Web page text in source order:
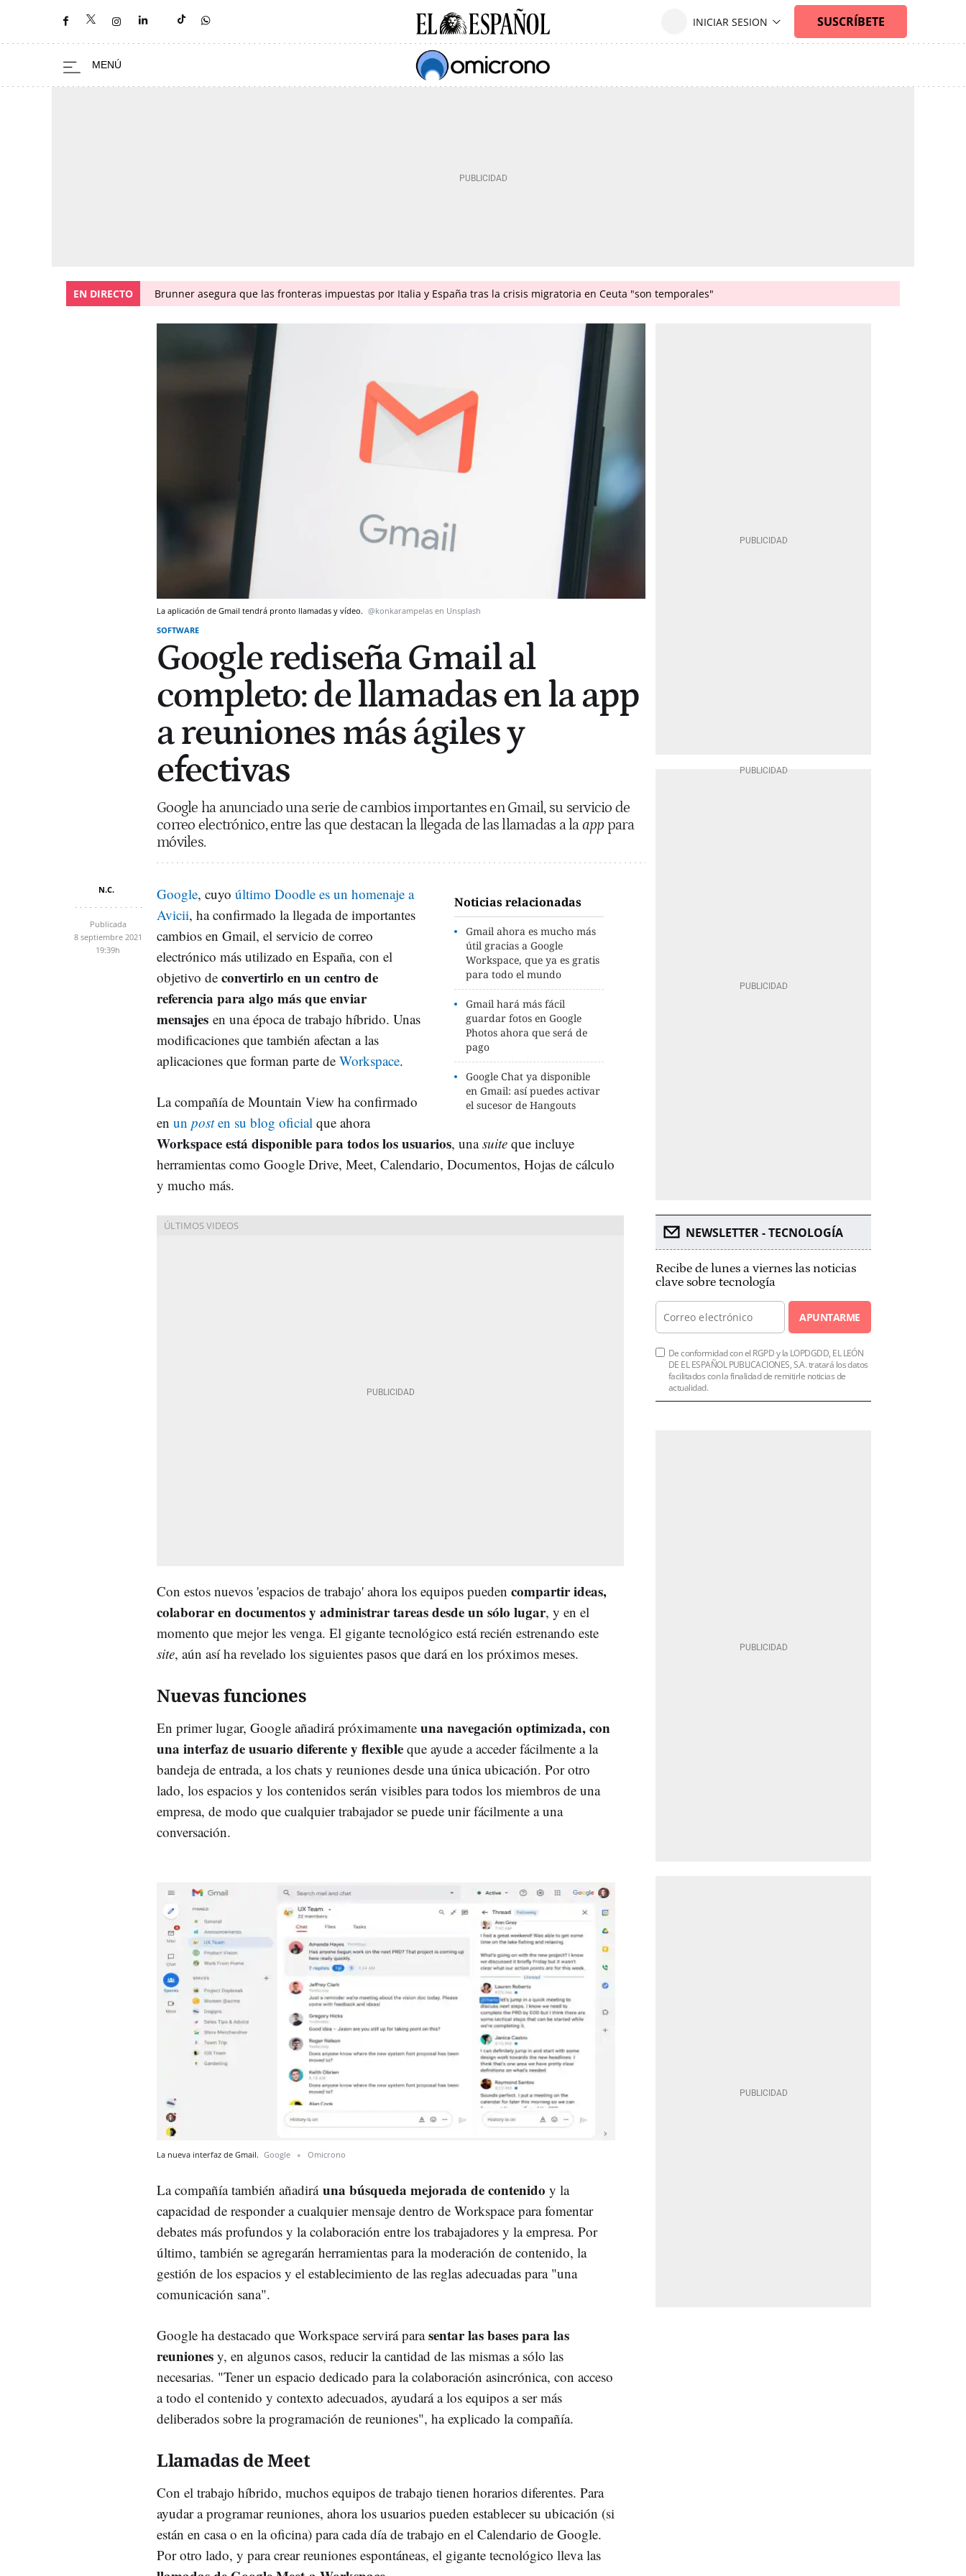
EN DIRECTO Brunner asegura que las fronteras impuestas por Italia y España tras la crisis migratoria en Ceuta "son temporales"
La aplicación de Gmail tendrá pronto llamadas y vídeo. @konkarampelas en Unsplash
SOFTWARE
Google rediseña Gmail al
completo: de llamadas en la app
a reuniones más ágiles y
efectivas
Google ha anunciado una serie de cambios importantes en Gmail, su servicio de
correo electrónico, entre las que destacan la llegada de las llamadas a laapp para
móviles.
N.C.
Publicada
8 septiembre 2021
19:39h
Noticias relacionadas
Gmail ahora es mucho más
útil gracias a Google
Workspace, que ya es gratis
para todo el mundo
Gmail hará más fácil
guardar fotos en Google
Photos ahora que será de
pago
Google Chat ya disponible
en Gmail: así puedes activar
el sucesor de Hangouts
Google, cuyo último Doodle es un homenaje a
Avicii, ha confirmado la llegada de importantes
cambios en Gmail, el servicio de correo
electrónico más utilizado en España, con el
objetivo de convertirlo en un centro de
referencia para algo más que enviar
mensajes en una época de trabajo híbrido. Unas
modificaciones que también afectan a las
aplicaciones que forman parte de Workspace.
La compañía de Mountain View ha confirmado
en un posten su blog oficial que ahora
Workspace está disponible para todos los usuarios, unasuite que incluye
herramientas como Google Drive, Meet, Calendario, Documentos, Hojas de cálculo
y mucho más.
Con estos nuevos 'espacios de trabajo' ahora los equipos pueden compartir ideas,
colaborar en documentos y administrar tareas desde un sólo lugar, y en el
momento que mejor les venga. El gigante tecnológico está recién estrenando este
site, aún así ha revelado los siguientes pasos que dará en los próximos meses.
Nuevas funciones
En primer lugar, Google añadirá próximamente una navegación optimizada, con
una interfaz de usuario diferente y flexible que ayude a acceder fácilmente a la
bandeja de entrada, a los chats y reuniones desde una única ubicación. Por otro
lado, los espacios y los contenidos serán visibles para todos los miembros de una
empresa, de modo que cualquier trabajador se puede unir fácilmente a una
conversación.
La nueva interfaz de Gmail. Google Omicrono
La compañía también añadiráuna búsqueda mejorada de contenido y la
capacidad de responder a cualquier mensaje dentro de Workspace para fomentar
debates más profundos y la colaboración entre los trabajadores y la empresa. Por
último, también se agregarán herramientas para la moderación de contenido, la
gestión de los espacios y el establecimiento de las reglas adecuadas para "una
comunicación sana".
Google ha destacado que Workspace servirá parasentar las bases para las
reuniones y, en algunos casos, reducir la cantidad de las mismas a sólo las
necesarias. "Tener un espacio dedicado para la colaboración asincrónica, con acceso
a todo el contenido y contexto adecuados, ayudará a los equipos a ser más
deliberados sobre la programación de reuniones", ha explicado la compañía.
Llamadas de Meet
Con el trabajo híbrido, muchos equipos de trabajo tienen horarios diferentes. Para
ayudar a programar reuniones, ahora los usuarios pueden establecer su ubicación (si
están en casa o en la oficina) para cada día de trabajo en el Calendario de Google.
Por otro lado, y para crear reuniones espontáneas, el gigante tecnológico lleva las
NEWSLETTER - TECNOLOGÍA
Recibe de lunes a viernes las noticias
clave sobre tecnología
APUNTARME
De conformidad con el RGPD y la LOPDGDD, EL LEÓN
DE EL ESPAÑOL PUBLICACIONES, S.A. tratará los datos
facilitados con la finalidad de remitirle noticias de
actualidad.